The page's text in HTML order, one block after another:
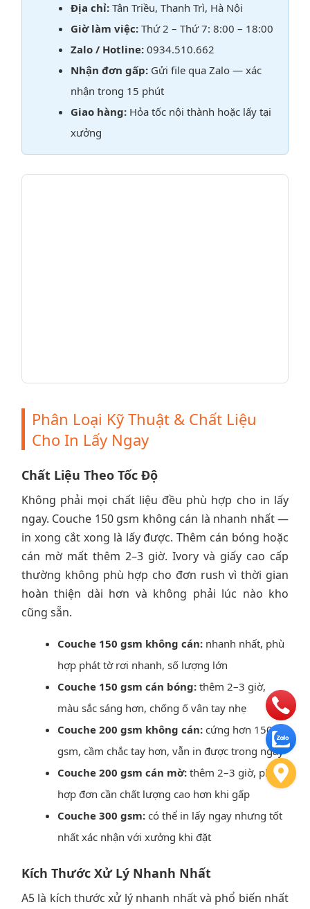
Địa chỉ: Tân Triều, Thanh Trì, Hà Nội
Giờ làm việc: Thứ 2 – Thứ 7: 8:00 – 18:00
Zalo / Hotline: 0934.510.662
Nhận đơn gấp: Gửi file qua Zalo — xác
nhận trong 15 phút
Giao hàng: Hỏa tốc nội thành hoặc lấy tại
xưởng
Phân Loại Kỹ Thuật & Chất Liệu
Cho In Lấy Ngay
Chất Liệu Theo Tốc Độ
Không phải mọi chất liệu đều phù hợp cho in lấy
ngay. Couche 150 gsm không cán là nhanh nhất —
in xong cắt xong là lấy được. Thêm cán bóng hoặc
cán mờ mất thêm 2–3 giờ. Ivory và giấy cao cấp
thường không phù hợp cho đơn rush vì thời gian
hoàn thiện dài hơn và không phải lúc nào kho
cũng sẵn.
Couche 150 gsm không cán: nhanh nhất, phù
hợp phát tờ rơi nhanh, số lượng lớn
Couche 150 gsm cán bóng: thêm 2–3 giờ,
màu sắc sáng hơn, chống ố vân tay nhẹ
Couche 200 gsm không cán: cứng hơn 150
gsm, cầm chắc tay hơn, vẫn in được trong ngày
Couche 200 gsm cán mờ: thêm 2–3 giờ, phù
hợp đơn cần chất lượng cao hơn khi gấp
Couche 300 gsm: có thể in lấy ngay nhưng tốt
nhất xác nhận với xưởng khi đặt
Kích Thước Xử Lý Nhanh Nhất
A5 là kích thước xử lý nhanh nhất và phổ biến nhất